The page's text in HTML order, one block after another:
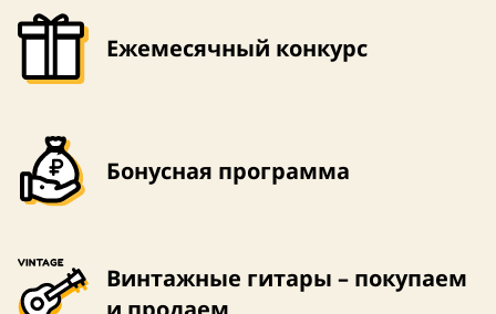
Ежемесячный конкурс
Бонусная программа
Винтажные гитары – покупаем